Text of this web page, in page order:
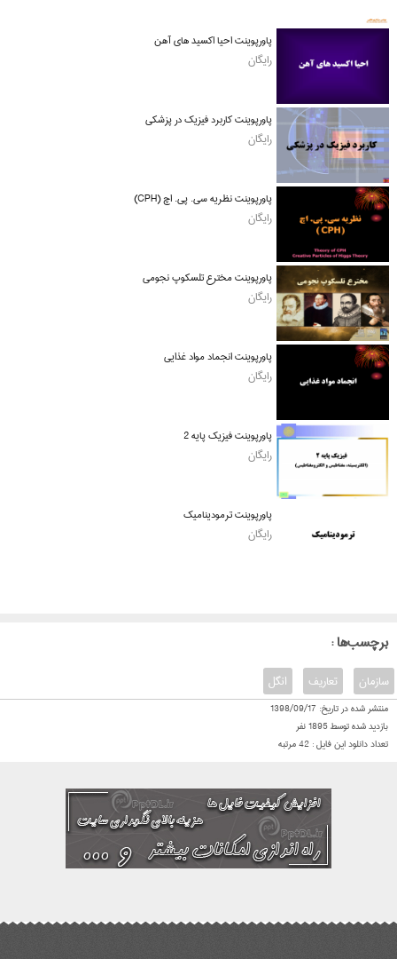
پاورپوینت احیا اکسید های آهن
رایگان
پاورپوینت کاربرد فیزیک در پزشکی
رایگان
پاورپوینت نظریه سی. پی. اچ (CPH)
رایگان
پاورپوینت مخترع تلسکوپ نجومی
رایگان
پاورپوینت انجماد مواد غذایی
رایگان
پاورپوینت فیزیک پایه 2
رایگان
پاورپوینت ترمودینامیک
رایگان
: برچسب‌ها
انگل تعاریف سازمان
منتشر شده در تاریخ: 1398/09/17
بازدید شده توسط1895نفر
تعداد دانلود این فایل : 42مرتبه